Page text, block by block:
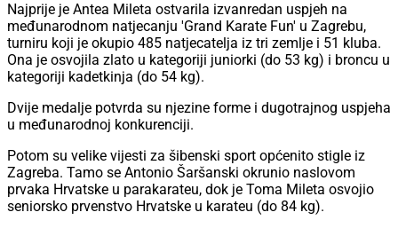
Najprije je Antea Mileta ostvarila izvanredan uspjeh na
međunarodnom natjecanju 'Grand Karate Fun' u Zagrebu,
turniru koji je okupio 485 natjecatelja iz tri zemlje i 51 kluba.
Ona je osvojila zlato u kategoriji juniorki (do 53 kg) i broncu u
kategoriji kadetkinja (do 54 kg).
Dvije medalje potvrda su njezine forme i dugotrajnog uspjeha
u međunarodnoj konkurenciji.
Potom su velike vijesti za šibenski sport općenito stigle iz
Zagreba. Tamo se Antonio Šaršanski okrunio naslovom
prvaka Hrvatske u parakarateu, dok je Toma Mileta osvojio
seniorsko prvenstvo Hrvatske u karateu (do 84 kg).